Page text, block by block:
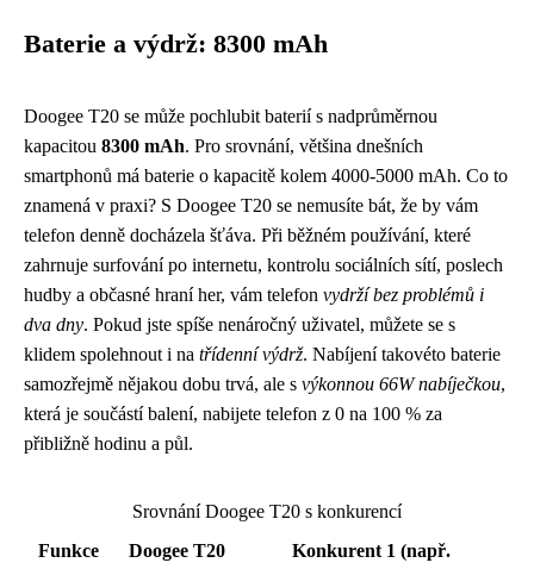
Baterie a výdrž: 8300 mAh
Doogee T20 se může pochlubit baterií s nadprůměrnou
kapacitou 8300 mAh. Pro srovnání, většina dnešních
smartphonů má baterie o kapacitě kolem 4000-5000 mAh. Co to
znamená v praxi? S Doogee T20 se nemusíte bát, že by vám
telefon denně docházela šťáva. Při běžném používání, které
zahrnuje surfování po internetu, kontrolu sociálních sítí, poslech
hudby a občasné hraní her, vám telefon vydrží bez problémů i
dva dny. Pokud jste spíše nenáročný uživatel, můžete se s
klidem spolehnout i na třídenní výdrž. Nabíjení takovéto baterie
samozřejmě nějakou dobu trvá, ale s výkonnou 66W nabíječkou,
která je součástí balení, nabijete telefon z 0 na 100 % za
přibližně hodinu a půl.
Srovnání Doogee T20 s konkurencí
Funkce
Doogee T20
Konkurent 1 (např.